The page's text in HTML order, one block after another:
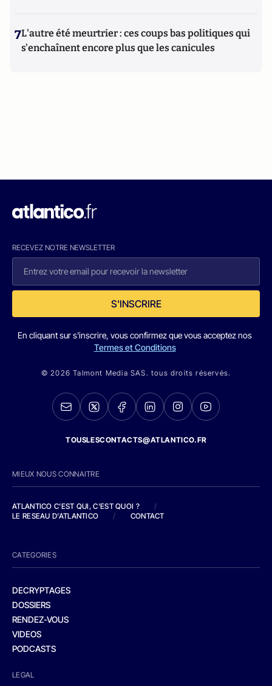
7L'autre été meurtrier : ces coups bas politiques qui
s'enchaînent encore plus que les canicules
RECEVEZ NOTRE NEWSLETTER
S'INSCRIRE
En cliquant sur s'inscrire, vous confirmez que vous acceptez nos
Termes et Conditions
© 2026 Talmont Media SAS. tous droits réservés.
TOUSLESCONTACTS@ATLANTICO.FR
MIEUX NOUS CONNAITRE
ATLANTICO C'EST QUI, C'EST QUOI ?
/
LE RESEAU D'ATLANTICO
/ CONTACT
CATEGORIES
DECRYPTAGES
DOSSIERS
RENDEZ-VOUS
VIDEOS
PODCASTS
LEGAL